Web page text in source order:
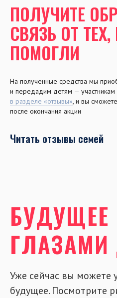
ПОЛУЧИТЕ
СВЯЗЬ ОТ
ПОМОГЛИ
На полученные средства мы
и передадим детям — участникам
в разделе «отзывы», и вы
после окончания акции
Читать отзывы семей
БУДУЩЕЕ
ГЛАЗАМИ
Уже сейчас вы можете
будущее. Посмотрите